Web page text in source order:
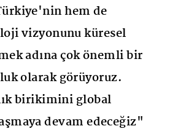
hem de
vizyonunu küresel
adına çok önemli bir
olarak görüyoruz.
birikimini global
devam edeceğiz"